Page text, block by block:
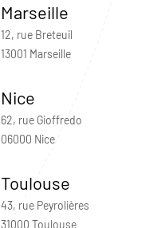
Marseille
12, rue Breteuil
13001 Marseille
Nice
62, rue Gioffredo
06000 Nice
Toulouse
43, rue Peyrolières
31000 Toulouse